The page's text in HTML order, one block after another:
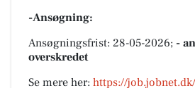
-Ansøgning:
Ansøgningsfrist: 28-05-2026; -
overskredet
Se mere her: https://